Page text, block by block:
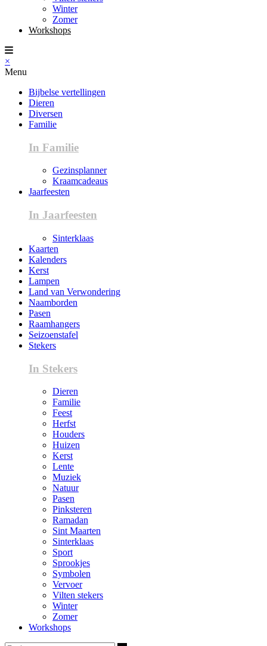
Winter
Zomer
Workshops
×
Menu
Bijbelse vertellingen
Dieren
Diversen
Familie
In Familie
Gezinsplanner
Kraamcadeaus
Jaarfeesten
In Jaarfeesten
Sinterklaas
Kaarten
Kalenders
Kerst
Lampen
Land van Verwondering
Naamborden
Pasen
Raamhangers
Seizoenstafel
Stekers
In Stekers
Dieren
Familie
Feest
Herfst
Houders
Huizen
Kerst
Lente
Muziek
Natuur
Pasen
Pinksteren
Ramadan
Sint Maarten
Sinterklaas
Sport
Sprookjes
Symbolen
Vervoer
Vilten stekers
Winter
Zomer
Workshops